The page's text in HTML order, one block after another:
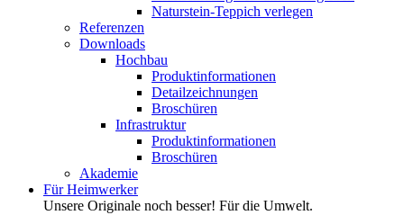
Naturstein-Teppich verlegen
Referenzen
Downloads
Hochbau
Produktinformationen
Detailzeichnungen
Broschüren
Infrastruktur
Produktinformationen
Broschüren
Akademie
Für Heimwerker
Unsere Originale noch besser! Für die Umwelt.